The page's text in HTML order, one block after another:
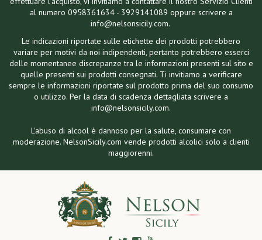
al numero 0958361634 - 3929141089 oppure scrivere a
info@nelsonsicily.com.
Le indicazioni riportate sulle etichette dei prodotti potrebbero
variare per motivi da noi indipendenti, pertanto potrebbero esserci
delle momentanee discrepanze tra le informazioni presenti sul sito e
quelle presenti sui prodotti consegnati. Ti invitiamo a verificare
sempre le informazioni riportate sul prodotto prima del suo consumo
o utilizzo. Per la data di scadenza dettagliata scrivere a
info@nelsonsicily.com.
L'abuso di alcool è dannoso per la salute, consumare con
moderazione. NelsonSicily.com vende prodotti alcolici solo a clienti
maggiorenni.